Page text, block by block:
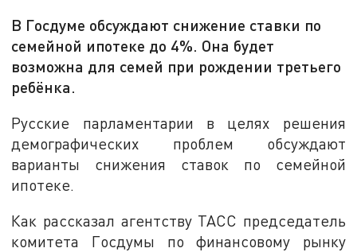
В Госдуме обсуждают снижение ставки по
семейной ипотеке до 4%. Она будет
возможна для семей при рождении третьего
ребёнка.
Русские парламентарии в целях решения
демографических проблем обсуждают
варианты снижения ставок по семейной
ипотеке.
Как рассказал агентству ТАСС председатель
комитета Госдумы по финансовому рынку